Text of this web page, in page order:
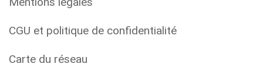
CGU et politique de confidentialité
Carte du réseau